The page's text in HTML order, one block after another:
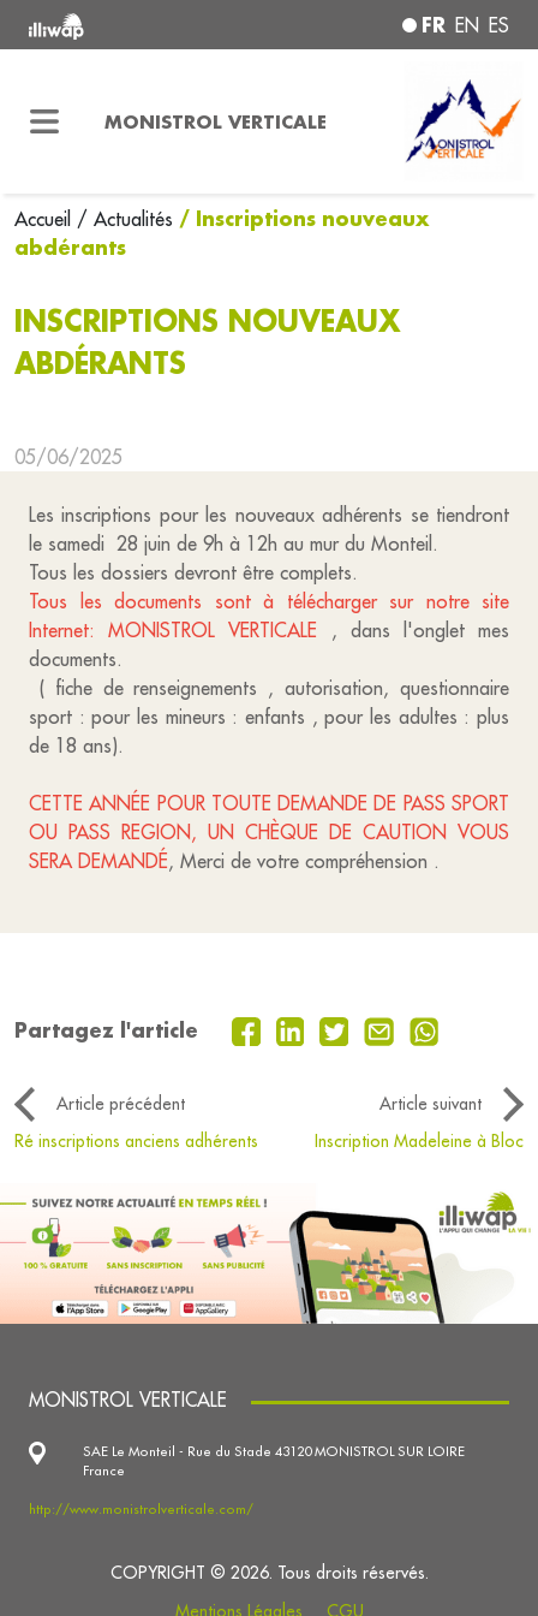
FR EN ES
MONISTROL VERTICALE
Accueil / Actualités / Inscriptions nouveaux
abdérants
INSCRIPTIONS NOUVEAUX
ABDÉRANTS
05/06/2025
Les inscriptions pour les nouveaux adhérents se tiendront
le samedi 28 juin de 9h à 12h au mur du Monteil.
Tous les dossiers devront être complets.
Tous les documents sont à télécharger sur notre site
Internet: MONISTROL VERTICALE
, dans l'onglet mes
documents.
( fiche de renseignements , autorisation, questionnaire
sport : pour les mineurs : enfants , pour les adultes : plus
de 18 ans).
CETTE ANNÉE POUR TOUTE DEMANDE DE PASS SPORT
OU PASS REGION, UN CHÈQUE DE CAUTION VOUS
SERA DEMANDÉ, Merci de votre compréhension .
Partagez l'article
Article précédent
Article suivant
Ré inscriptions anciens adhérents
Inscription Madeleine à Bloc
MONISTROL VERTICALE
SAE Le Monteil - Rue du Stade 43120 MONISTROL SUR LOIRE
France
http://www.monistrolverticale.com/
COPYRIGHT © 2026. Tous droits réservés.
Mentions Légales
CGU